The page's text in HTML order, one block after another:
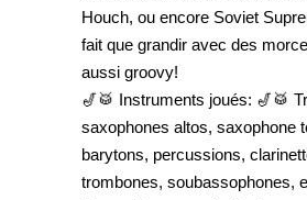
Houch, ou encore Soviet
fait que grandir avec des
aussi groovy!
🎷🥁 Instruments joués: 🎷🥁
saxophones altos, saxophone
barytons, percussions,
trombones, soubassophones,